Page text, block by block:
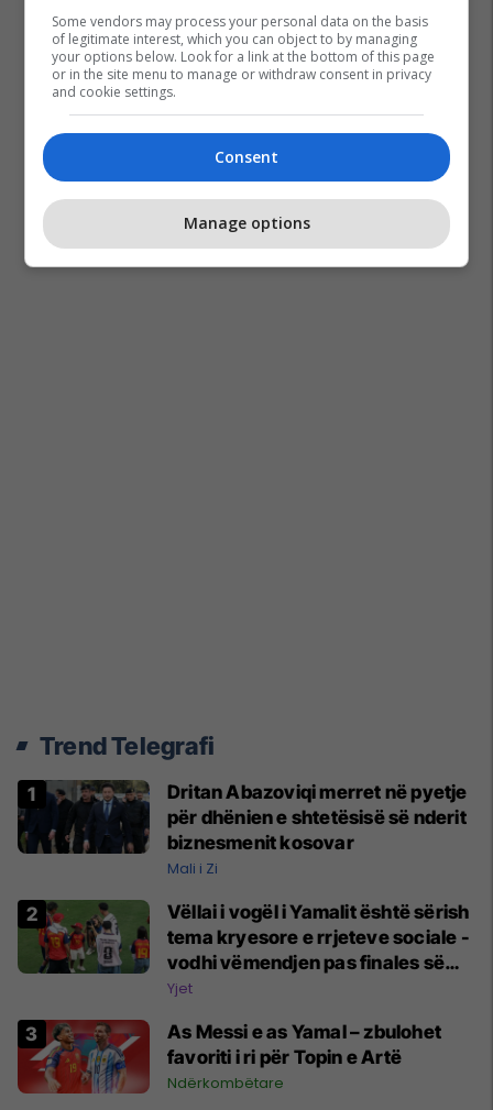
Trend Telegrafi
Dritan Abazoviqi merret në pyetje
për dhënien e shtetësisë së nderit
biznesmenit kosovar
Mali i Zi
Vëllai i vogël i Yamalit është sërish
tema kryesore e rrjeteve sociale -
vodhi vëmendjen pas finales së
Kupës së Botës
Yjet
As Messi e as Yamal – zbulohet
favoriti i ri për Topin e Artë
Ndërkombëtare
Some vendors may process your personal data on the basis
of legitimate interest, which you can object to by managing
your options below. Look for a link at the bottom of this page
or in the site menu to manage or withdraw consent in privacy
and cookie settings.
Consent
Manage options